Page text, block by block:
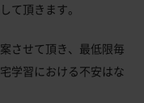
て頂きます。
させて頂き、最低限毎
学習における不安はな